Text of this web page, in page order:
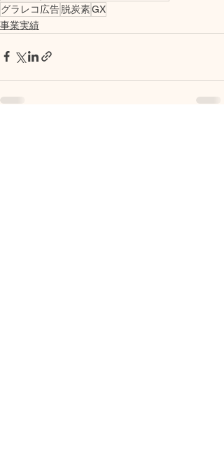
グラレコ広告 脱炭素GX
事業実績